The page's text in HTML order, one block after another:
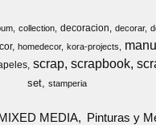
collection decoracion decorar
homedecor kora-projects
scrap scrapbook
set stamperia
MEDIA
Pinturas y